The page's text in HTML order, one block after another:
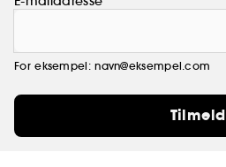
For eksempel: navn@eksempel.com
Tilmeld